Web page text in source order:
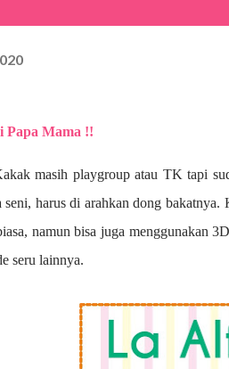
Papa Mama !!
masih playgroup atau TK tapi
seni, harus di arahkan dong
namun bisa juga menggunakan
seru lainnya.